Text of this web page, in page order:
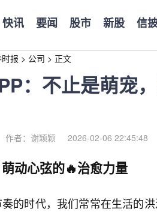
快讯 要闻 股市 新股 信
报 > 公司 > 正文
：不止是萌宠
作者：谢颖颖 2026-02-06 22:45:48
动心弦的🔥治愈力量
的时代，我们常常在生活的